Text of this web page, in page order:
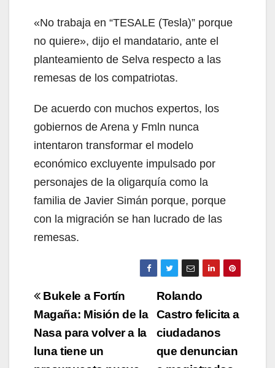
«No trabaja en “TESALE (Tesla)” porque
no quiere», dijo el mandatario, ante el
planteamiento de Selva respecto a las
remesas de los compatriotas.
De acuerdo con muchos expertos, los
gobiernos de Arena y Fmln nunca
intentaron transformar el modelo
económico excluyente impulsado por
personajes de la oligarquía como la
familia de Javier Simán porque, porque
con la migración se han lucrado de las
remesas.
Navegación
de
entradas
Rolando
Castro felicita a
ciudadanos
que denuncian
Bukele a Fortín
Magaña: Misión de la
Nasa para volver a la
luna tiene un